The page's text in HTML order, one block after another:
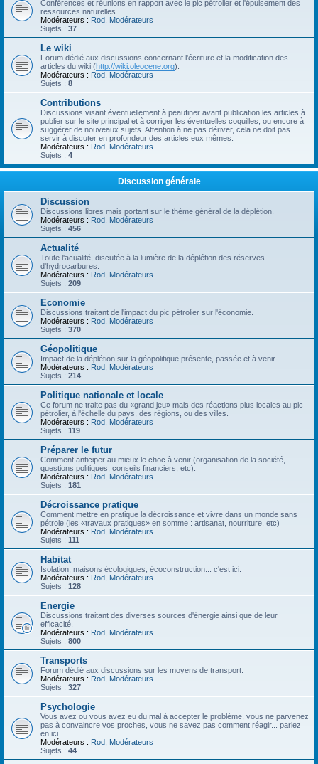
Conférences et réunions en rapport avec le pic pétrolier et l'épuisement des
ressources naturelles.
Modérateurs : Rod Modérateurs
Sujets : 37
Le wiki
Forum dédié aux discussions concernant l'écriture et la modification des
articles du wiki (http://wiki.oleocene.org).
Modérateurs : Rod Modérateurs
Sujets : 8
Contributions
Discussions visant éventuellement à peaufiner avant publication les articles à
publier sur le site principal et à corriger les éventuelles coquilles, ou encore à
suggérer de nouveaux sujets. Attention à ne pas dériver, cela ne doit pas
servir à discuter en profondeur des articles eux mêmes.
Modérateurs : Rod Modérateurs
Sujets : 4
Discussion générale
Discussion
Discussions libres mais portant sur le thème général de la déplétion.
Modérateurs : Rod Modérateurs
Sujets : 456
Actualité
Toute l'acualité, discutée à la lumière de la déplétion des réserves
d'hydrocarbures.
Modérateurs : Rod Modérateurs
Sujets : 209
Economie
Discussions traitant de l'impact du pic pétrolier sur l'économie.
Modérateurs : Rod Modérateurs
Sujets : 370
Géopolitique
Impact de la déplétion sur la géopolitique présente, passée et à venir.
Modérateurs : Rod Modérateurs
Sujets : 214
Politique nationale et locale
Ce forum ne traite pas du «grand jeu» mais des réactions plus locales au pic
pétrolier, à l'échelle du pays, des régions, ou des villes.
Modérateurs : Rod Modérateurs
Sujets : 119
Préparer le futur
Comment anticiper au mieux le choc à venir (organisation de la société,
questions politiques, conseils financiers, etc).
Modérateurs : Rod Modérateurs
Sujets : 181
Décroissance pratique
Comment mettre en pratique la décroissance et vivre dans un monde sans
pétrole (les «travaux pratiques» en somme : artisanat, nourriture, etc)
Modérateurs : Rod Modérateurs
Sujets : 111
Habitat
Isolation, maisons écologiques, écoconstruction... c'est ici.
Modérateurs : Rod Modérateurs
Sujets : 128
Energie
Discussions traitant des diverses sources d'énergie ainsi que de leur
efficacité.
Modérateurs : Rod Modérateurs
Sujets : 800
Transports
Forum dédié aux discussions sur les moyens de transport.
Modérateurs : Rod Modérateurs
Sujets : 327
Psychologie
Vous avez ou vous avez eu du mal à accepter le problème, vous ne parvenez
pas à convaincre vos proches, vous ne savez pas comment réagir... parlez
en ici.
Modérateurs : Rod Modérateurs
Sujets : 44